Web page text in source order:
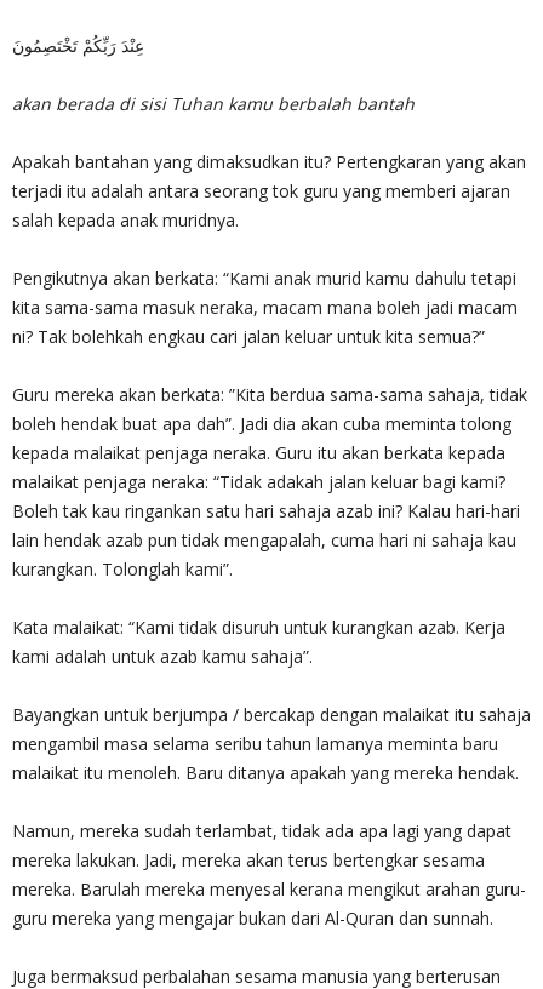
عِنْدَ رَبِّكُمْ تَخْتَصِمُونَ
akan berada di sisi Tuhan kamu berbalah bantah
Apakah bantahan yang dimaksudkan itu? Pertengkaran yang akan
terjadi itu adalah antara seorang tok guru yang memberi ajaran
salah kepada anak muridnya.
Pengikutnya akan berkata: “Kami anak murid kamu dahulu tetapi
kita sama-sama masuk neraka, macam mana boleh jadi macam
ni? Tak bolehkah engkau cari jalan keluar untuk kita semua?”
Guru mereka akan berkata: ”Kita berdua sama-sama sahaja, tidak
boleh hendak buat apa dah”. Jadi dia akan cuba meminta tolong
kepada malaikat penjaga neraka. Guru itu akan berkata kepada
malaikat penjaga neraka: “Tidak adakah jalan keluar bagi kami?
Boleh tak kau ringankan satu hari sahaja azab ini? Kalau hari-hari
lain hendak azab pun tidak mengapalah, cuma hari ni sahaja kau
kurangkan. Tolonglah kami”.
Kata malaikat: “Kami tidak disuruh untuk kurangkan azab. Kerja
kami adalah untuk azab kamu sahaja”.
Bayangkan untuk berjumpa / bercakap dengan malaikat itu sahaja
mengambil masa selama seribu tahun lamanya meminta baru
malaikat itu menoleh. Baru ditanya apakah yang mereka hendak.
Namun, mereka sudah terlambat, tidak ada apa lagi yang dapat
mereka lakukan. Jadi, mereka akan terus bertengkar sesama
mereka. Barulah mereka menyesal kerana mengikut arahan guru-
guru mereka yang mengajar bukan dari Al-Quran dan sunnah.
Juga bermaksud perbalahan sesama manusia yang berterusan